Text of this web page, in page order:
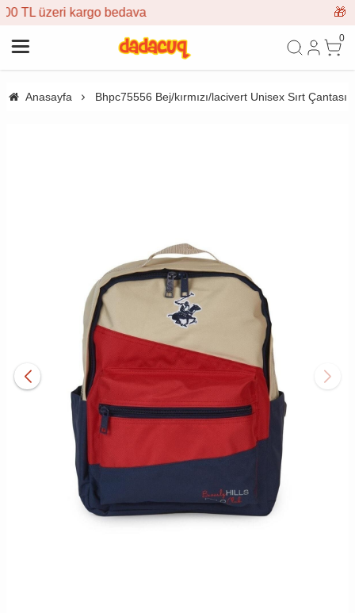
🎁 İlk siparişe %10 indirim
0
Anasayfa Bhpc75556 Bej/kırmızı/lacivert Unisex Sırt Çantası